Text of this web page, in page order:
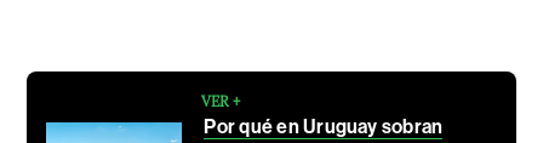
VER +
Por qué en Uruguay sobran